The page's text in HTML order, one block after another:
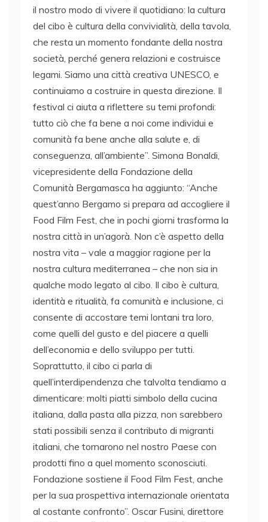
il nostro modo di vivere il quotidiano: la cultura
del cibo è cultura della convivialità, della tavola,
che resta un momento fondante della nostra
società, perché genera relazioni e costruisce
legami. Siamo una città creativa UNESCO, e
continuiamo a costruire in questa direzione. Il
festival ci aiuta a riflettere su temi profondi:
tutto ciò che fa bene a noi come individui e
comunità fa bene anche alla salute e, di
conseguenza, all’ambiente”. Simona Bonaldi,
vicepresidente della Fondazione della
Comunità Bergamasca ha aggiunto: “Anche
quest’anno Bergamo si prepara ad accogliere il
Food Film Fest, che in pochi giorni trasforma la
nostra città in un’agorà. Non c’è aspetto della
nostra vita – vale a maggior ragione per la
nostra cultura mediterranea – che non sia in
qualche modo legato al cibo. Il cibo è cultura,
identità e ritualità, fa comunità e inclusione, ci
consente di accostare temi lontani tra loro,
come quelli del gusto e del piacere a quelli
dell’economia e dello sviluppo per tutti.
Soprattutto, il cibo ci parla di
quell’interdipendenza che talvolta tendiamo a
dimenticare: molti piatti simbolo della cucina
italiana, dalla pasta alla pizza, non sarebbero
stati possibili senza il contributo di migranti
italiani, che tornarono nel nostro Paese con
prodotti fino a quel momento sconosciuti.
Fondazione sostiene il Food Film Fest, anche
per la sua prospettiva internazionale orientata
al costante confronto”. Oscar Fusini, direttore